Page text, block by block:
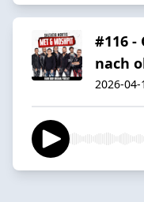
#116 -
nach
2026-04-